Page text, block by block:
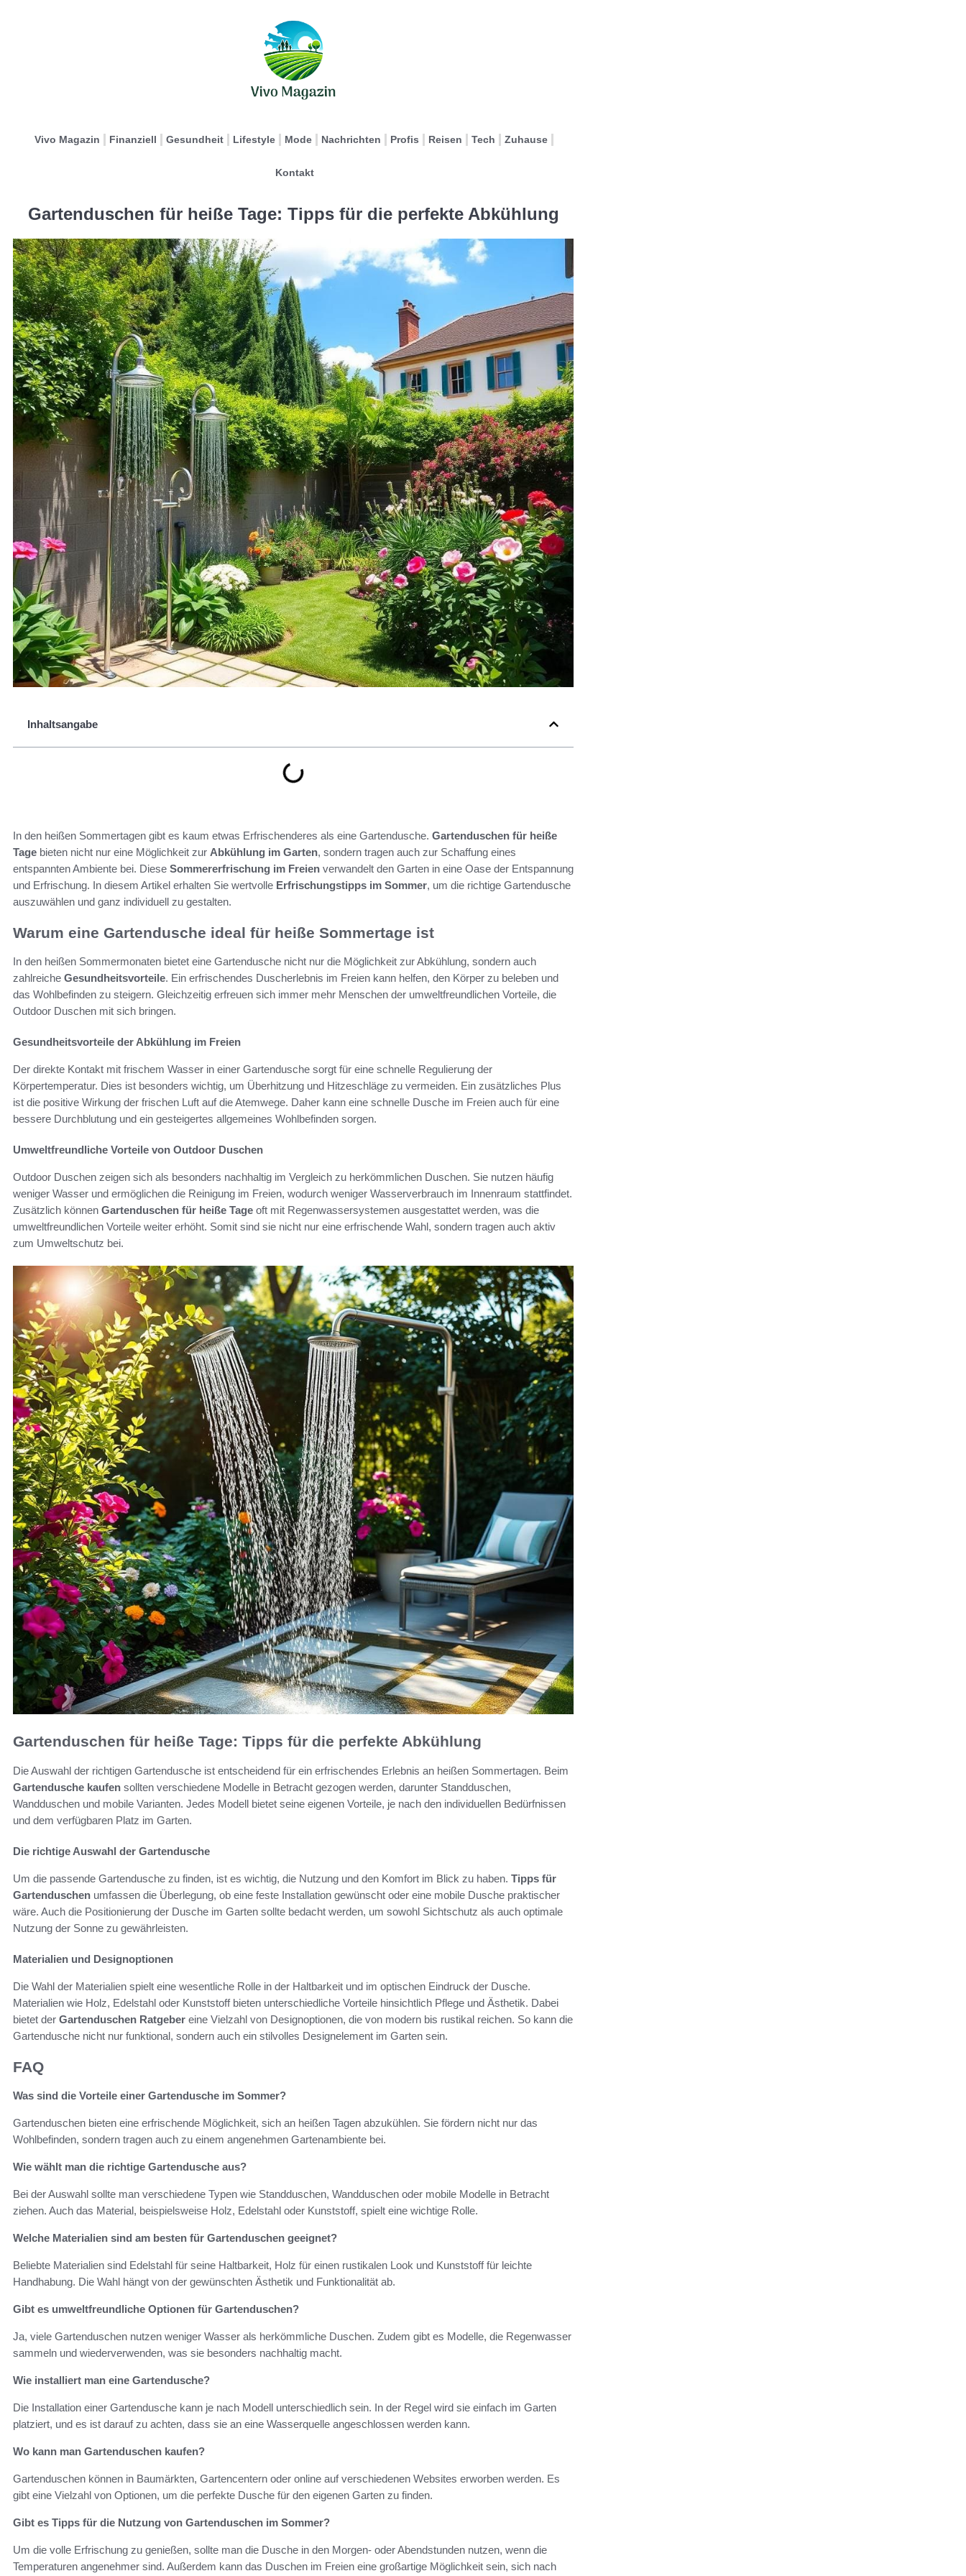
Vivo Magazin Finanziell Gesundheit Lifestyle Mode Nachrichten Profis Reisen Tech Zuhause
Kontakt
Gartenduschen für heiße Tage: Tipps für die perfekte Abkühlung
Inhaltsangabe
In den heißen Sommertagen gibt es kaum etwas Erfrischenderes als eine Gartendusche. Gartenduschen für heiße
Tage bieten nicht nur eine Möglichkeit zur Abkühlung im Garten, sondern tragen auch zur Schaffung eines
entspannten Ambiente bei. Diese Sommererfrischung im Freien verwandelt den Garten in eine Oase der Entspannung
und Erfrischung. In diesem Artikel erhalten Sie wertvolle Erfrischungstipps im Sommer, um die richtige Gartendusche
auszuwählen und ganz individuell zu gestalten.
Warum eine Gartendusche ideal für heiße Sommertage ist
In den heißen Sommermonaten bietet eine Gartendusche nicht nur die Möglichkeit zur Abkühlung, sondern auch
zahlreiche Gesundheitsvorteile. Ein erfrischendes Duscherlebnis im Freien kann helfen, den Körper zu beleben und
das Wohlbefinden zu steigern. Gleichzeitig erfreuen sich immer mehr Menschen der umweltfreundlichen Vorteile, die
Outdoor Duschen mit sich bringen.
Gesundheitsvorteile der Abkühlung im Freien
Der direkte Kontakt mit frischem Wasser in einer Gartendusche sorgt für eine schnelle Regulierung der
Körpertemperatur. Dies ist besonders wichtig, um Überhitzung und Hitzeschläge zu vermeiden. Ein zusätzliches Plus
ist die positive Wirkung der frischen Luft auf die Atemwege. Daher kann eine schnelle Dusche im Freien auch für eine
bessere Durchblutung und ein gesteigertes allgemeines Wohlbefinden sorgen.
Umweltfreundliche Vorteile von Outdoor Duschen
Outdoor Duschen zeigen sich als besonders nachhaltig im Vergleich zu herkömmlichen Duschen. Sie nutzen häufig
weniger Wasser und ermöglichen die Reinigung im Freien, wodurch weniger Wasserverbrauch im Innenraum stattfindet.
Zusätzlich können Gartenduschen für heiße Tage oft mit Regenwassersystemen ausgestattet werden, was die
umweltfreundlichen Vorteile weiter erhöht. Somit sind sie nicht nur eine erfrischende Wahl, sondern tragen auch aktiv
zum Umweltschutz bei.
Gartenduschen für heiße Tage: Tipps für die perfekte Abkühlung
Die Auswahl der richtigen Gartendusche ist entscheidend für ein erfrischendes Erlebnis an heißen Sommertagen. Beim
Gartendusche kaufen sollten verschiedene Modelle in Betracht gezogen werden, darunter Standduschen,
Wandduschen und mobile Varianten. Jedes Modell bietet seine eigenen Vorteile, je nach den individuellen Bedürfnissen
und dem verfügbaren Platz im Garten.
Die richtige Auswahl der Gartendusche
Um die passende Gartendusche zu finden, ist es wichtig, die Nutzung und den Komfort im Blick zu haben. Tipps für
Gartenduschen umfassen die Überlegung, ob eine feste Installation gewünscht oder eine mobile Dusche praktischer
wäre. Auch die Positionierung der Dusche im Garten sollte bedacht werden, um sowohl Sichtschutz als auch optimale
Nutzung der Sonne zu gewährleisten.
Materialien und Designoptionen
Die Wahl der Materialien spielt eine wesentliche Rolle in der Haltbarkeit und im optischen Eindruck der Dusche.
Materialien wie Holz, Edelstahl oder Kunststoff bieten unterschiedliche Vorteile hinsichtlich Pflege und Ästhetik. Dabei
bietet der Gartenduschen Ratgeber eine Vielzahl von Designoptionen, die von modern bis rustikal reichen. So kann die
Gartendusche nicht nur funktional, sondern auch ein stilvolles Designelement im Garten sein.
FAQ
Was sind die Vorteile einer Gartendusche im Sommer?
Gartenduschen bieten eine erfrischende Möglichkeit, sich an heißen Tagen abzukühlen. Sie fördern nicht nur das
Wohlbefinden, sondern tragen auch zu einem angenehmen Gartenambiente bei.
Wie wählt man die richtige Gartendusche aus?
Bei der Auswahl sollte man verschiedene Typen wie Standduschen, Wandduschen oder mobile Modelle in Betracht
ziehen. Auch das Material, beispielsweise Holz, Edelstahl oder Kunststoff, spielt eine wichtige Rolle.
Welche Materialien sind am besten für Gartenduschen geeignet?
Beliebte Materialien sind Edelstahl für seine Haltbarkeit, Holz für einen rustikalen Look und Kunststoff für leichte
Handhabung. Die Wahl hängt von der gewünschten Ästhetik und Funktionalität ab.
Gibt es umweltfreundliche Optionen für Gartenduschen?
Ja, viele Gartenduschen nutzen weniger Wasser als herkömmliche Duschen. Zudem gibt es Modelle, die Regenwasser
sammeln und wiederverwenden, was sie besonders nachhaltig macht.
Wie installiert man eine Gartendusche?
Die Installation einer Gartendusche kann je nach Modell unterschiedlich sein. In der Regel wird sie einfach im Garten
platziert, und es ist darauf zu achten, dass sie an eine Wasserquelle angeschlossen werden kann.
Wo kann man Gartenduschen kaufen?
Gartenduschen können in Baumärkten, Gartencentern oder online auf verschiedenen Websites erworben werden. Es
gibt eine Vielzahl von Optionen, um die perfekte Dusche für den eigenen Garten zu finden.
Gibt es Tipps für die Nutzung von Gartenduschen im Sommer?
Um die volle Erfrischung zu genießen, sollte man die Dusche in den Morgen- oder Abendstunden nutzen, wenn die
Temperaturen angenehmer sind. Außerdem kann das Duschen im Freien eine großartige Möglichkeit sein, sich nach